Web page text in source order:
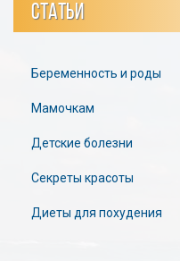
СТАТЬИ
Беременность и роды
Мамочкам
Детские болезни
Секреты красоты
Диеты для похудения